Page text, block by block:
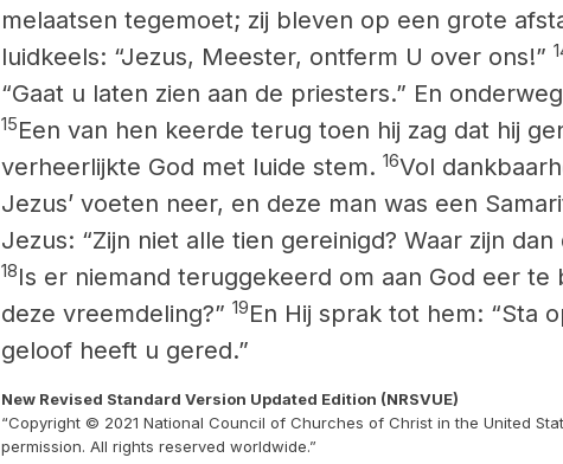
melaatsen tegemoet; zij bleven op een grote
luidkeels: “Jezus, Meester, ontferm U over ons!”
“Gaat u laten zien aan de priesters.” En
15Een van hen keerde terug toen hij zag dat hij
verheerlijkte God met luide stem. 16Vol
Jezus’ voeten neer, en deze man was een
Jezus: “Zijn niet alle tien gereinigd? Waar zijn
18Is er niemand teruggekeerd om aan God eer te
deze vreemdeling?” 19En Hij sprak tot hem: “Sta
geloof heeft u gered.”
New Revised Standard Version Updated Edition (NRSVUE)
“Copyright © 2021 National Council of Churches of Christ in the United
permission. All rights reserved worldwide.”